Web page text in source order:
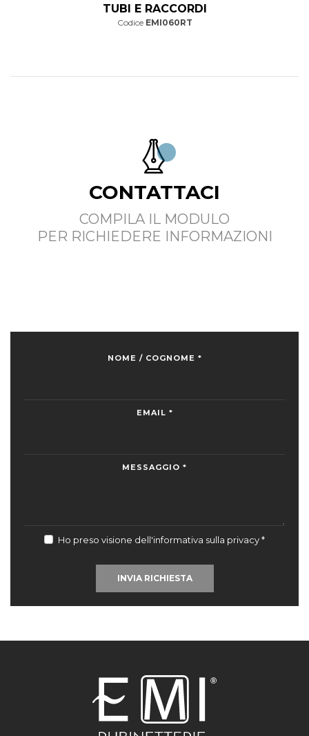
TUBI E RACCORDI
Codice EMI060RT
CONTATTACI
COMPILA IL MODULO
PER RICHIEDERE INFORMAZIONI
NOME / COGNOME *
EMAIL *
MESSAGGIO *
Ho preso visione dell'informativa sulla privacy*
INVIA RICHIESTA